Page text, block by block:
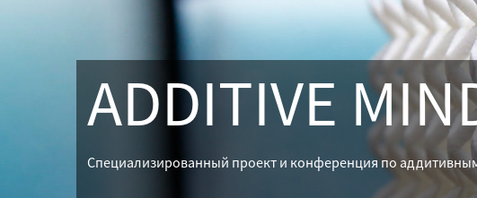
ADDITIVE
Специализированный проект и конференция по